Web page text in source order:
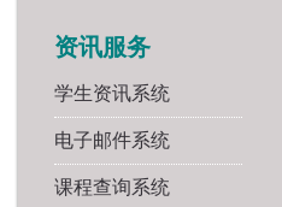
资讯服务
学生资讯系统
电子邮件系统
课程查询系统